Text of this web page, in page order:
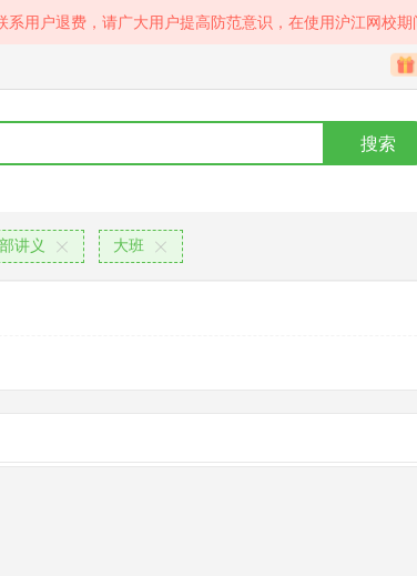
用户退费，请广大用户提高防范意识，在使用沪江网校期
搜索
讲义 大班